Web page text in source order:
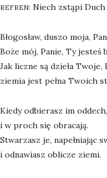
REFREN: Niech zstąpi
Błogosław, duszo moja,
Boże mój, Panie, Ty jesteś
Jak liczne są dzieła Twoje,
ziemia jest pełna Twoich
Kiedy odbierasz im
i w proch się obracają.
Stwarzasz je, napełniając
i odnawiasz oblicze ziemi.